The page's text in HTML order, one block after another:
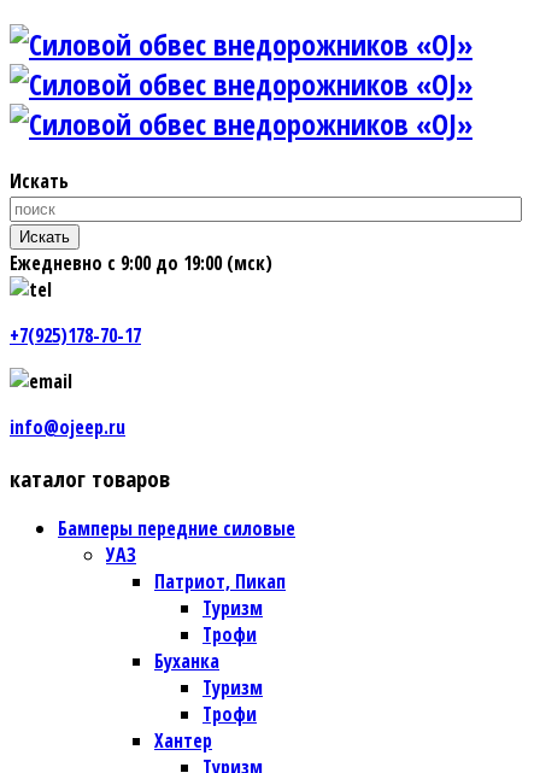
Искать
Искать
Ежедневно с 9:00 до 19:00 (мск)
+7(925)178-70-17
info@ojeep.ru
каталог товаров
Бамперы передние силовые
УАЗ
Патриот, Пикап
Туризм
Трофи
Буханка
Туризм
Трофи
Хантер
Туризм